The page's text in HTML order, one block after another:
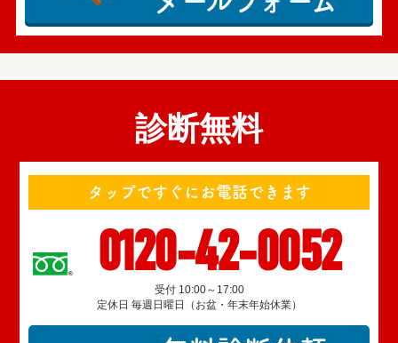
診断無料
タップですぐにお電話できます
0120-42-0052
受付 10:00～17:00
定休日 毎週日曜日（お盆・年末年始休業）